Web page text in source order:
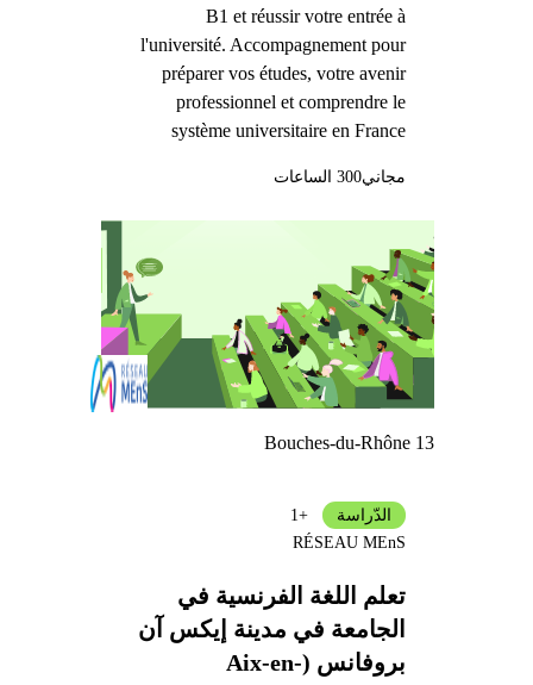
B1 et réussir votre entrée à
l'université. Accompagnement pour
préparer vos études, votre avenir
professionnel et comprendre le
système universitaire en France
مجاني300 الساعات
Bouches-du-Rhône 13
تعلم اللغة الفرنسية في
الجامعة في مدينة إيكس آن
بروفانس (Aix-en-
الدّراسة
+1
RÉSEAU MEnS